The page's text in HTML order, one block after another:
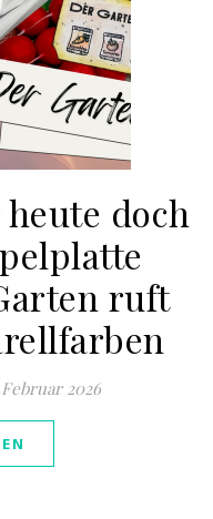
doch
ruft
Februar 2026